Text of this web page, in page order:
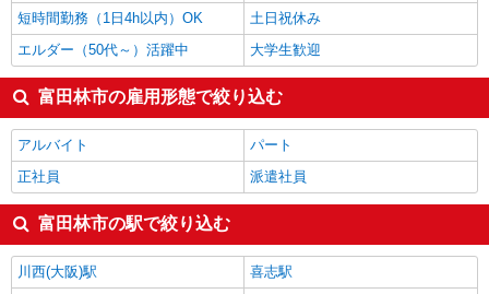
短時間勤務（1日4h以内）OK
土日祝休み
エルダー（50代～）活躍中
大学生歓迎
富田林市の雇用形態で絞り込む
アルバイト
パート
正社員
派遣社員
富田林市の駅で絞り込む
川西(大阪)駅
喜志駅